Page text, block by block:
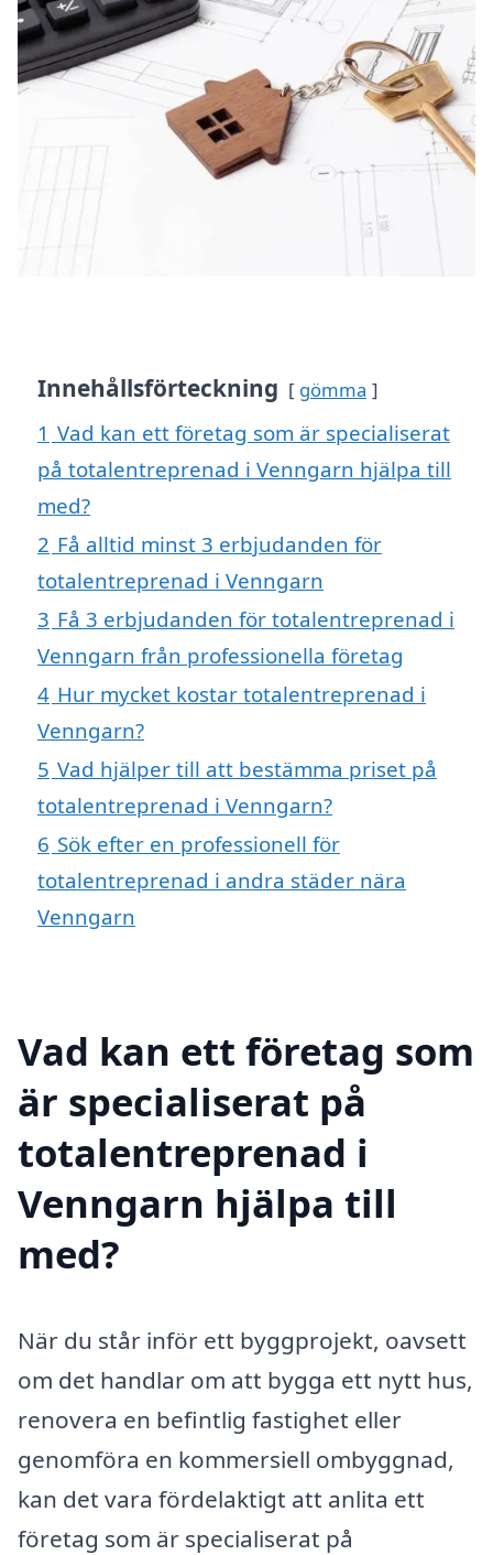
Innehållsförteckning gömma
1 Vad kan ett företag som är specialiserat
på totalentreprenad i Venngarn hjälpa till
med?
2 Få alltid minst 3 erbjudanden för
totalentreprenad i Venngarn
3 Få 3 erbjudanden för totalentreprenad i
Venngarn från professionella företag
4 Hur mycket kostar totalentreprenad i
Venngarn?
5 Vad hjälper till att bestämma priset på
totalentreprenad i Venngarn?
6 Sök efter en professionell för
totalentreprenad i andra städer nära
Venngarn
Vad kan ett företag som
är specialiserat på
totalentreprenad i
Venngarn hjälpa till
med?
När du står inför ett byggprojekt, oavsett
om det handlar om att bygga ett nytt hus,
renovera en befintlig fastighet eller
genomföra en kommersiell ombyggnad,
kan det vara fördelaktigt att anlita ett
företag som är specialiserat på